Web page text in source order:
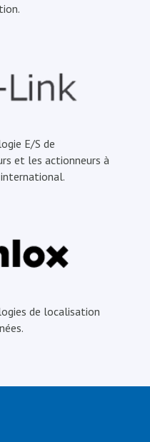
E/S de
et les actionneurs à
de localisation